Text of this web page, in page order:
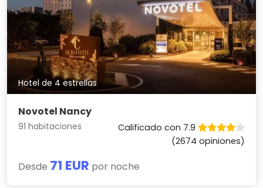
Hotel de 4 estrellas
Novotel Nancy
91 habitaciones
Calificado con 7.9
(2674 opiniones)
Desde 71 EUR por noche